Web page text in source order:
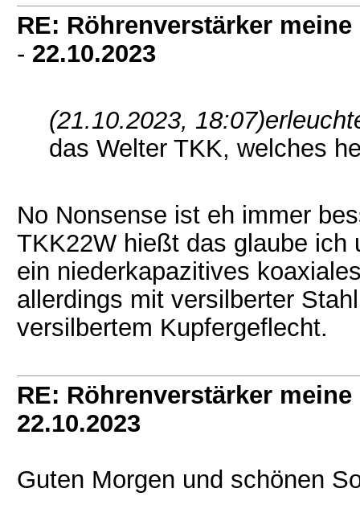
RE: Röhrenverstärker
- 22.10.2023
(21.10.2023, 18:07)
das Welter TKK, welches
No Nonsense ist eh immer
TKK22W hießt das glaube ich
ein niederkapazitives
allerdings mit versilberter
versilbertem Kupfergeflecht.
RE: Röhrenverstärker
22.10.2023
Guten Morgen und schönen